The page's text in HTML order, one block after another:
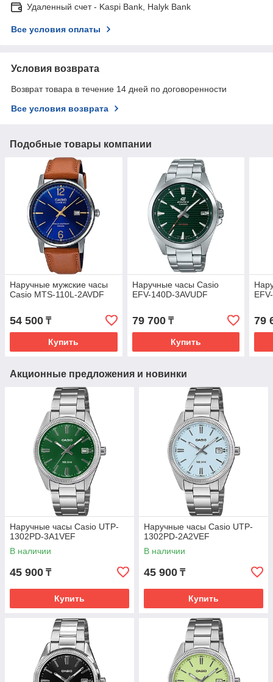
Удаленный счет - Kaspi Bank, Halyk Bank
Все условия оплаты
Условия возврата
Возврат товара в течение 14 дней по договоренности
Все условия возврата
Подобные товары компании
Наручные мужские часы
Casio MTS-110L-2AVDF
54 500 ₸
Купить
Наручные часы Casio
EFV-140D-3AVUDF
79 700₸
Купить
79
Акционные предложения и новинки
Наручные часы Casio UTP-
1302PD-3A1VEF
В наличии
45 900 ₸
Купить
Наручные часы Casio UTP-
1302PD-2A2VEF
В наличии
45 900 ₸
Купить